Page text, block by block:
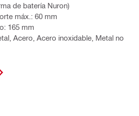
de batería Nuron)
máx.: 60 mm
165 mm
Acero, Acero inoxidable, Metal no